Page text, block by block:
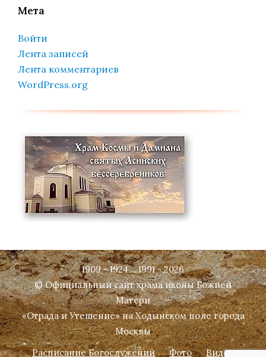
Мета
Войти
Лента записей
Лента комментариев
WordPress.org
1909 - 1924 ... 1991 - 2026
© Официальный сайт храма иконы Божией
Матери
«Отрада и Утешение» на Ходынском поле города
Москвы
Расписание Богослужений
Фото Видео